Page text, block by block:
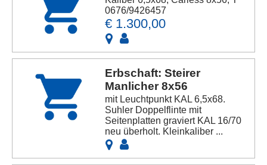
0676/9426457
€ 1.300,00
Erbschaft: Steirer
Manlicher 8x56
mit Leuchtpunkt KAL 6,5x68.
Suhler Doppelflinte mit
Seitenplatten graviert KAL 16/70
neu überholt. Kleinkaliber ...